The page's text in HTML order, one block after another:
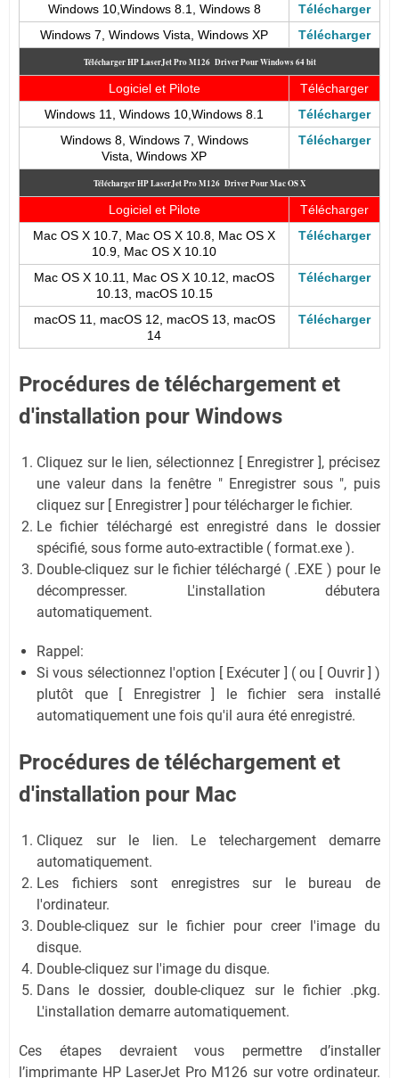
Windows 10,Windows 8.1, Windows 8
Télécharger
Windows 7, Windows Vista, Windows XP
Télécharger
Télécharger HP LaserJet Pro M126 Driver Pour Windows 64 bit
Logiciel et Pilote
Télécharger
Windows 11, Windows 10,Windows 8.1
Télécharger
Windows 8, Windows 7, Windows
Vista, Windows XP
Télécharger
Télécharger HP LaserJet Pro M126 Driver Pour Mac OS X
Logiciel et Pilote
Télécharger
Mac OS X 10.7, Mac OS X 10.8, Mac OS X
10.9, Mac OS X 10.10
Télécharger
Mac OS X 10.11, Mac OS X 10.12, macOS
10.13, macOS 10.15
Télécharger
macOS 11, macOS 12, macOS 13, macOS
14
Télécharger
Procédures de téléchargement et
d'installation pour Windows
Cliquez sur le lien, sélectionnez [ Enregistrer ], précisez
une valeur dans la fenêtre " Enregistrer sous ", puis
cliquez sur [ Enregistrer ] pour télécharger le fichier.
Le fichier téléchargé est enregistré dans le dossier
spécifié, sous forme auto-extractible ( format.exe ).
Double-cliquez sur le fichier téléchargé ( .EXE ) pour le
décompresser. L'installation débutera
automatiquement.
Rappel:
Si vous sélectionnez l'option [ Exécuter ] ( ou [ Ouvrir ] )
plutôt que [ Enregistrer ] le fichier sera installé
automatiquement une fois qu'il aura été enregistré.
Procédures de téléchargement et
d'installation pour Mac
Cliquez sur le lien. Le telechargement demarre
automatiquement.
Les fichiers sont enregistres sur le bureau de
l'ordinateur.
Double-cliquez sur le fichier pour creer l'image du
disque.
Double-cliquez sur l'image du disque.
Dans le dossier, double-cliquez sur le fichier .pkg.
L'installation demarre automatiquement.
Ces étapes devraient vous permettre d’installer
l’imprimante HP LaserJet Pro M126 sur votre ordinateur.